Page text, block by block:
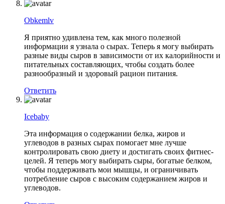
Оbkemlv
Я приятно удивлена тем, как много полезной
информации я узнала о сырах. Теперь я могу выбирать
разные виды сыров в зависимости от их калорийности и
питательных составляющих, чтобы создать более
разнообразный и здоровый рацион питания.
Ответить
Icebaby
Эта информация о содержании белка, жиров и
углеводов в разных сырах помогает мне лучше
контролировать свою диету и достигать своих фитнес-
целей. Я теперь могу выбирать сыры, богатые белком,
чтобы поддерживать мои мышцы, и ограничивать
потребление сыров с высоким содержанием жиров и
углеводов.